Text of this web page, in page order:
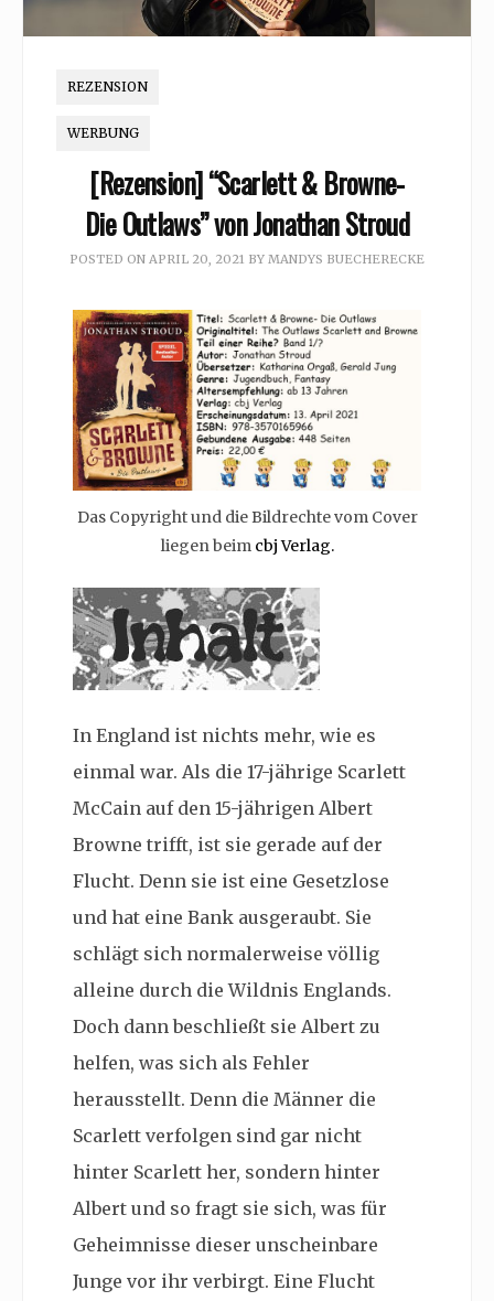
REZENSION
WERBUNG
[Rezension] “Scarlett & Browne-
Die Outlaws” von Jonathan Stroud
POSTED ON APRIL 20, 2021 BY MANDYS BUECHERECKE
Das Copyright und die Bildrechte vom Cover
liegen beim cbj Verlag.
In England ist nichts mehr, wie es
einmal war. Als die 17-jährige Scarlett
McCain auf den 15-jährigen Albert
Browne trifft, ist sie gerade auf der
Flucht. Denn sie ist eine Gesetzlose
und hat eine Bank ausgeraubt. Sie
schlägt sich normalerweise völlig
alleine durch die Wildnis Englands.
Doch dann beschließt sie Albert zu
helfen, was sich als Fehler
herausstellt. Denn die Männer die
Scarlett verfolgen sind gar nicht
hinter Scarlett her, sondern hinter
Albert und so fragt sie sich, was für
Geheimnisse dieser unscheinbare
Junge vor ihr verbirgt. Eine Flucht